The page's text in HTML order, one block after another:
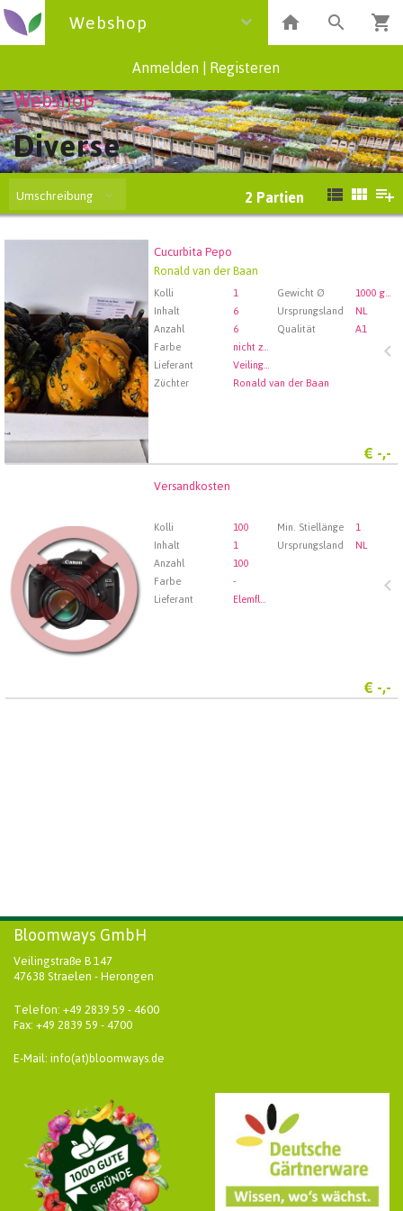
Webshop
Anmelden Registeren
Webshop
Diverse
Umschreibung 2 Partien
Cucurbita Pepo
Ronald van der Baan
Kolli 1 Gewicht Ø
1000 gram
Inhalt
6 Ursprungsland
NL
Anzahl
6 Qualität
A1
Farbe
nicht zugewiesen
Lieferant
Veiling Rhein-Maas GmbH & Co. KG
Züchter
Ronald van der Baan
€ -,-
Wählen Sie zuerst ein Abfartdatum.
Versandkosten
Kolli 100 Min. Stiellänge
1
Inhalt
1 Ursprungsland
NL
Anzahl
100
Farbe
-
Lieferant
Elemflora Srl (vormals Oliflor)
€ -,-
Bloomways GmbH
Veilingstraße B 147
47638 Straelen - Herongen
Telefon: +49 2839 59 - 4600
Fax: +49 2839 59 - 4700
E-Mail: info(at)bloomways.de